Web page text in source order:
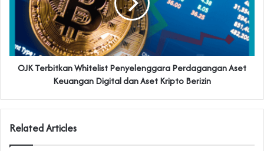
OJK Terbitkan Whitelist Penyelenggara Perdagangan Aset
Keuangan Digital dan Aset Kripto Berizin
Related Articles